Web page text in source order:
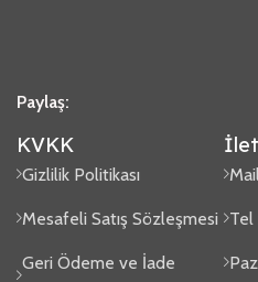
Paylaş:
KVKK
Gizlilik Politikası
Mesafeli Satış Sözleşmesi
Geri Ödeme ve İade
Tel